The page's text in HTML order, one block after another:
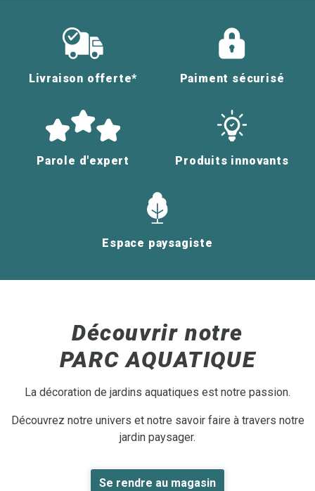
Livraison offerte* Paiment sécurisé
Parole d'expert Produits innovants
Espace paysagiste
Découvrir notre
PARC AQUATIQUE
La décoration de jardins aquatiques est notre passion.
Découvrez notre univers et notre savoir faire à travers notre
jardin paysager.
Se rendre au magasin